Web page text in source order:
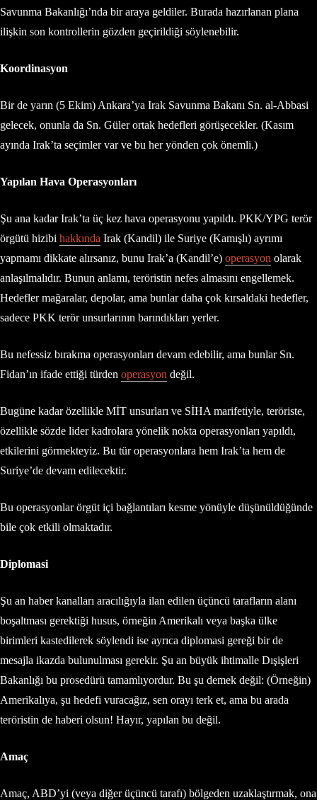
Savunma Bakanlığı’nda bir araya geldiler. Burada hazırlanan plana
ilişkin son kontrollerin gözden geçirildiği söylenebilir.
Koordinasyon
Bir de yarın (5 Ekim) Ankara’ya Irak Savunma Bakanı Sn. al-Abbasi
gelecek, onunla da Sn. Güler ortak hedefleri görüşecekler. (Kasım
ayında Irak’ta seçimler var ve bu her yönden çok önemli.)
Yapılan Hava Operasyonları
Şu ana kadar Irak’ta üç kez hava operasyonu yapıldı. PKK/YPG terör
örgütü hizibi hakkında Irak (Kandil) ile Suriye (Kamışlı) ayrımı
yapmamı dikkate alırsanız, bunu Irak’a (Kandil’e) operasyon olarak
anlaşılmalıdır. Bunun anlamı, teröristin nefes almasını engellemek.
Hedefler mağaralar, depolar, ama bunlar daha çok kırsaldaki hedefler,
sadece PKK terör unsurlarının barındıkları yerler.
Bu nefessiz bırakma operasyonları devam edebilir, ama bunlar Sn.
Fidan’ın ifade ettiği türden operasyon değil.
Bugüne kadar özellikle MİT unsurları ve SİHA marifetiyle, teröriste,
özellikle sözde lider kadrolara yönelik nokta operasyonları yapıldı,
etkilerini görmekteyiz. Bu tür operasyonlara hem Irak’ta hem de
Suriye’de devam edilecektir.
Bu operasyonlar örgüt içi bağlantıları kesme yönüyle düşünüldüğünde
bile çok etkili olmaktadır.
Diplomasi
Şu an haber kanalları aracılığıyla ilan edilen üçüncü tarafların alanı
boşaltması gerektiği husus, örneğin Amerikalı veya başka ülke
birimleri kastedilerek söylendi ise ayrıca diplomasi gereği bir de
mesajla ikazda bulunulması gerekir. Şu an büyük ihtimalle Dışişleri
Bakanlığı bu prosedürü tamamlıyordur. Bu şu demek değil: (Örneğin)
Amerikalıya, şu hedefi vuracağız, sen orayı terk et, ama bu arada
teröristin de haberi olsun! Hayır, yapılan bu değil.
Amaç
Amaç, ABD’yi (veya diğer üçüncü tarafı) bölgeden uzaklaştırmak, ona